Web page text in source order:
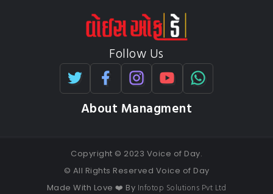
Follow Us
About Managment
Copyright © 2023 Voice of Day.
© All Rights Reserved Voice of Day
Made With Love ❤️ By Infotop Solutions Pvt Ltd